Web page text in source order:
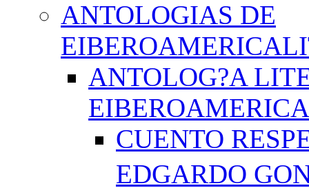
ANTOLOGIAS DE
ANTOLOG?A
CUENTO
EDGARDO